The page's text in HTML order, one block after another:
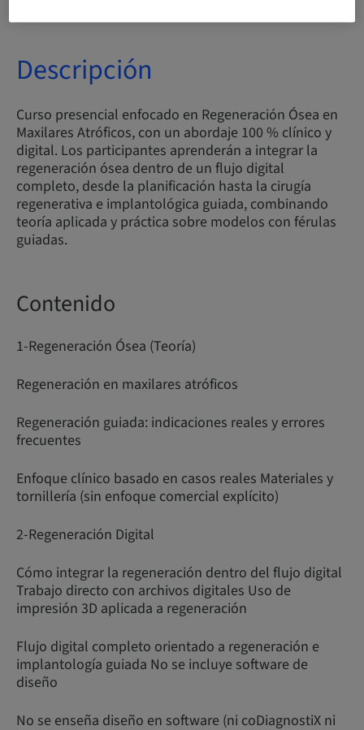
Descripción
Curso presencial enfocado en Regeneración Ósea en
Maxilares Atróficos, con un abordaje 100 % clínico y
digital. Los participantes aprenderán a integrar la
regeneración ósea dentro de un flujo digital
completo, desde la planificación hasta la cirugía
regenerativa e implantológica guiada, combinando
teoría aplicada y práctica sobre modelos con férulas
guiadas.
Contenido
1-Regeneración Ósea (Teoría)
Regeneración en maxilares atróficos
Regeneración guiada: indicaciones reales y errores
frecuentes
Enfoque clínico basado en casos reales Materiales y
tornillería (sin enfoque comercial explícito)
2-Regeneración Digital
Cómo integrar la regeneración dentro del flujo digital
Trabajo directo con archivos digitales Uso de
impresión 3D aplicada a regeneración
Flujo digital completo orientado a regeneración e
implantología guiada No se incluye software de
diseño
No se enseña diseño en software (ni coDiagnostiX ni